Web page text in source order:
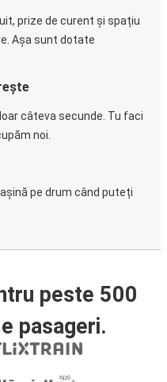
prize de curent și spațiu
Așa sunt dotate
câteva secunde. Tu faci
noi.
pe drum când puteți
peste 500
pasageri.